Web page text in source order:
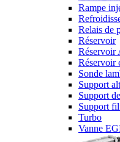
Rampe
Relais de
Réservoir
Réservoir
Réservoir
Sonde
Support
Support
Support
Turbo
Vanne